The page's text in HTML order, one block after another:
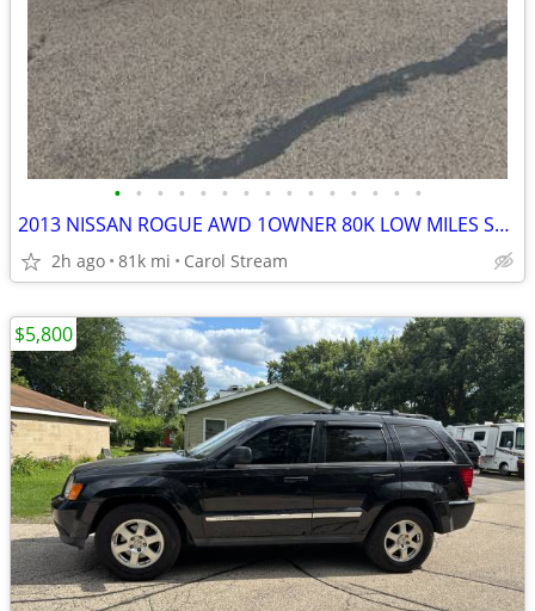
• • • • • • • • • • • • • • •
2013 NISSAN ROGUE AWD 1OWNER 80K LOW MILES SPECIAL ADDITION
2h ago 81k mi Carol Stream
$5,800